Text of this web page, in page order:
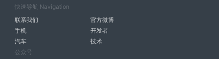
快速导航 Navigation
联系我们
官方微博
手机
开发者
汽车
技术
公众号